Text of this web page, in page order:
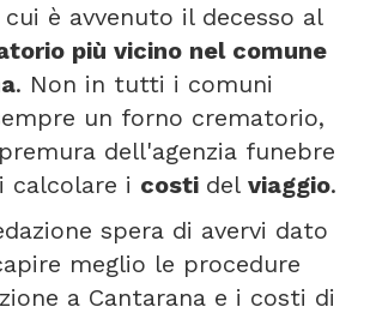
è avvenuto il decesso al
più vicino nel comune
. Non in tutti i comuni
un forno crematorio,
dell'agenzia funebre
calcolare i costi del viaggio.
spera di avervi dato
meglio le procedure
a Cantarana e i costi di